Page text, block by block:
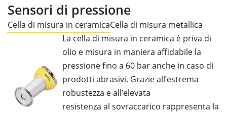
Sensori di pressione
Cella di misura in ceramicaCella di misura metallica
La cella di misura in ceramica è priva di
olio e misura in maniera affidabile la
pressione fino a 60 bar anche in caso di
prodotti abrasivi. Grazie all’estrema
robustezza e all’elevata
resistenza al sovraccarico rappresenta la